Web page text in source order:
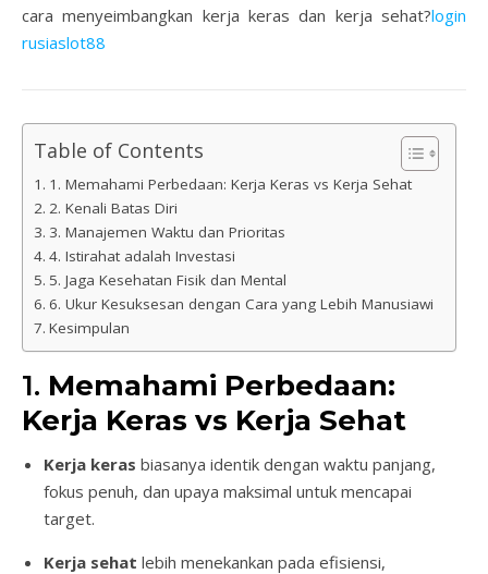
cara menyeimbangkan kerja keras dan kerja sehat?login
rusiaslot88
Table of Contents
1. Memahami Perbedaan: Kerja Keras vs Kerja Sehat
2. Kenali Batas Diri
3. Manajemen Waktu dan Prioritas
4. Istirahat adalah Investasi
5. Jaga Kesehatan Fisik dan Mental
6. Ukur Kesuksesan dengan Cara yang Lebih Manusiawi
Kesimpulan
1. Memahami Perbedaan:
Kerja Keras vs Kerja Sehat
Kerja keras biasanya identik dengan waktu panjang,
fokus penuh, dan upaya maksimal untuk mencapai
target.
Kerja sehat lebih menekankan pada efisiensi,